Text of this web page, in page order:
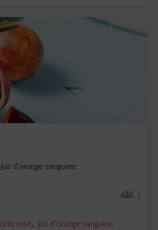
d'orange sanguine.
1
rosé, jus d'orange sanguine